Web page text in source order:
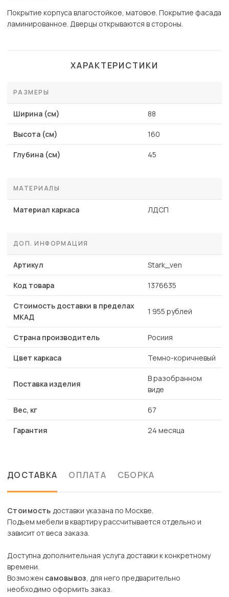
Покрытие корпуса влагостойкое, матовое. Покрытие фасада
ламинированное. Дверцы открываются в стороны.
ХАРАКТЕРИСТИКИ
РАЗМЕРЫ
Ширина (см) 88
Высота (см) 160
Глубина (см) 45
МАТЕРИАЛЫ
Материал каркаса ЛДСП
ДОП. ИНФОРМАЦИЯ
Артикул Stark_ven
Код товара 1376635
Стоимость доставки в пределах
МКАД
1 955 рублей
Страна производитель Росиия
Цвет каркаса Темно-коричневый
Поставка изделия
В разобранном
виде
Вес, кг 67
Гарантия 24 месяца
ДОСТАВКА ОПЛАТА СБОРКА
Стоимость доставки указана по Москве.
Подъем мебели в квартиру рассчитывается отдельно и
зависит от веса заказа.
Доступна дополнительная услуга доставки к конкретному
времени.
Возможен самовывоз, для него предварительно
необходимо оформить заказ.